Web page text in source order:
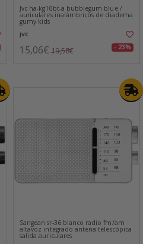
Jvc ha-kg10bt-a bubblegum blue /
auriculares inalámbricos de diadema
gumy kids
JVC
15,06€ 19,58€ - 23%
Sangean sr-36 blanco radio fm/am
altavoz integrado antena telescópica
salida auriculares